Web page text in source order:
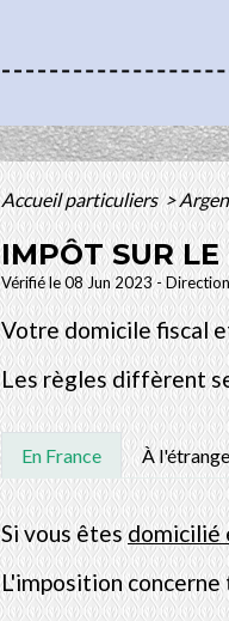
Accueil particuliers>
IMPÔT SUR
Vérifié le 08 Jun 2023 -
Votre domicile fiscal
Les règles diffèrent
En France À
Si vous êtesdomicilié
L'imposition